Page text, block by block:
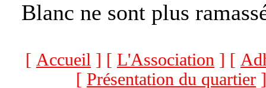
Blanc ne sont plus
[ Accueil ] [ L'Association ] [
[ Présentation du quartier